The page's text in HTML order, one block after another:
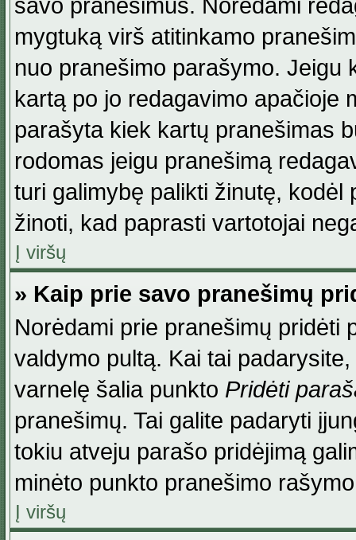
savo pranešimus. Norėdami
mygtuką virš atitinkamo
nuo pranešimo parašymo. Jeigu
kartą po jo redagavimo apačioje
parašyta kiek kartų pranešimas
rodomas jeigu pranešimą
turi galimybę palikti žinutę, kodėl
žinoti, kad paprasti vartotojai
Į viršų
» Kaip prie savo pranešimų
Norėdami prie pranešimų pridėti
valdymo pultą. Kai tai
varnelę šalia punkto Pridėti
pranešimų. Tai galite padaryti
tokiu atveju parašo pridėjimą
minėto punkto pranešimo
Į viršų